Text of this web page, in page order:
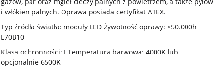
i włókien palnych. Oprawa posiada certyfikat ATEX.
Typ źródła światła: moduły LED Żywotność oprawy: >50.000h
L70B10
Klasa ochronności: I Temperatura barwowa: 4000K lub
opcjonalnie 6500K